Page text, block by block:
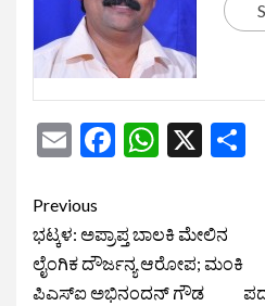
EmailFacebook
X
Previous
ಭಟ್ಕಳ: ಅಪ್ರಾಪ್ತ ಬಾಲಕಿ ಮೇಲಿನ
ಲೈಂಗಿಕ ದೌರ್ಜನ್ಯ ಆರೋಪ; ಮಂಕಿ
ಪಿಎಸ್‌ಐ ಅಭಿನಂದನ್ ಗೌಡ